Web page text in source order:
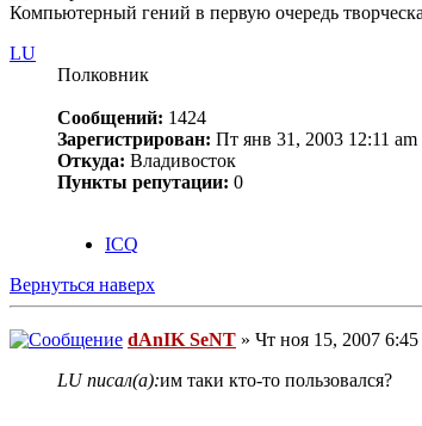
Компьютерный гений в первую очередь
LU
Полковник
Сообщений: 1424
Зарегистрирован: Пт янв 31, 2003 12:11 am
Откуда: Владивосток
Пункты репутации: 0
ICQ
Вернуться наверх
dAnIK SeNT » Чт ноя 15, 2007
LU писал(а):им таки кто-то пользовался?